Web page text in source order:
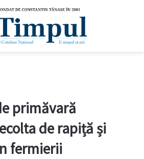
primăvară
de rapiță și
fermierii